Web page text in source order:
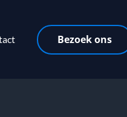
Bezoek ons